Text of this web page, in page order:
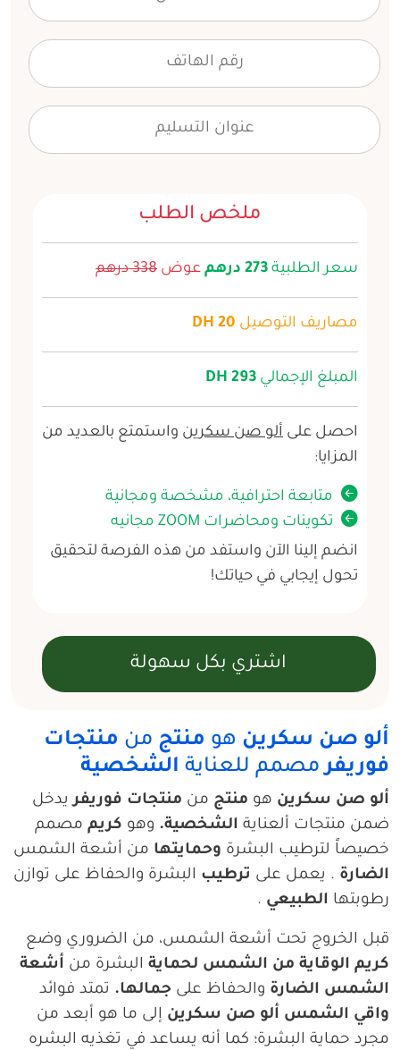
ملخص الطلب
سعر الطلبية 273 درهم عوض 338 درهم
مصاريف التوصيل 20 DH
المبلغ الإجمالي 293 DH
احصل على ألو صن سكرين واستمتع بالعديد من
المزايا:
متابعة احترافية، مشخصة ومجانية
تكوينات ومحاضرات ZOOM مجانيه
انضم إلينا الآن واستفد من هذه الفرصة لتحقيق
تحول إيجابي في حياتك!
ألو صن سكرين هو منتج من منتجات
فوريفرمصمم للعناية الشخصية
ألو صن سكرين هو منتج من منتجات فوريفريدخل
ضمن منتجات ألعناية الشخصية. وهو كريم مصمم
خصيصاً لترطيب البشرة وحمايتها من أشعة الشمس
الضارة . يعمل على ترطيب البشرة والحفاظ على توازن
رطوبتها الطبيعي .
قبل الخروج تحت أشعة الشمس، من الضروري وضع
كريم الوقاية من الشمس لحماية البشرة من أشعة
الشمس الضارة والحفاظ على جمالها. تمتد فوائد
واقي الشمس ألو صن سكرين إلى ما هو أبعد من
مجرد حماية البشرة؛ كما أنه يساعد في تغذيه البشره